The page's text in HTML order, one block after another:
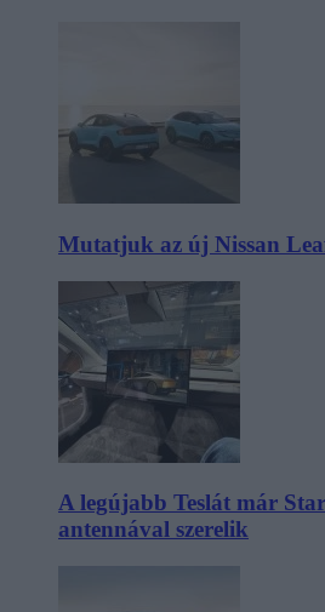
Mutatjuk az új Nissan
A legújabb Teslát már
antennával szerelik